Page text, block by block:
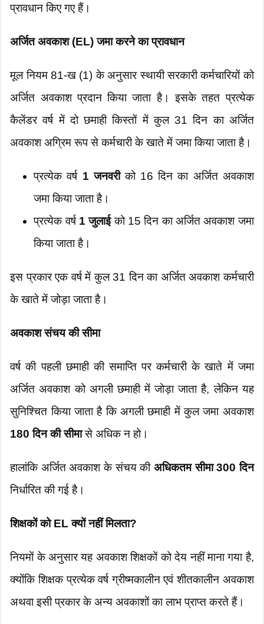
प्रावधान किए गए हैं।
अर्जित अवकाश (EL) जमा करने का प्रावधान
मूल नियम 81-ख (1) के अनुसार स्थायी सरकारी कर्मचारियों को
अर्जित अवकाश प्रदान किया जाता है। इसके तहत प्रत्येक
कैलेंडर वर्ष में दो छमाही किस्तों में कुल 31 दिन का अर्जित
अवकाश अग्रिम रूप से कर्मचारी के खाते में जमा किया जाता है।
प्रत्येक वर्ष 1 जनवरीको 16 दिन का अर्जित अवकाश
जमा किया जाता है।
प्रत्येक वर्ष 1 जुलाईको 15 दिन का अर्जित अवकाश जमा
किया जाता है।
इस प्रकार एक वर्ष में कुल 31 दिन का अर्जित अवकाश कर्मचारी
के खाते में जोड़ा जाता है।
अवकाश संचय की सीमा
वर्ष की पहली छमाही की समाप्ति पर कर्मचारी के खाते में जमा
अर्जित अवकाश को अगली छमाही में जोड़ा जाता है, लेकिन यह
सुनिश्चित किया जाता है कि अगली छमाही में कुल जमा अवकाश
180 दिन की सीमासे अधिक न हो।
हालांकि अर्जित अवकाश के संचय की अधिकतम सीमा 300 दिन
निर्धारित की गई है।
शिक्षकों को EL क्यों नहीं मिलता?
नियमों के अनुसार यह अवकाश शिक्षकों को देय नहीं माना गया है,
क्योंकि शिक्षक प्रत्येक वर्ष ग्रीष्मकालीन एवं शीतकालीन अवकाश
अथवा इसी प्रकार के अन्य अवकाशों का लाभ प्राप्त करते हैं।